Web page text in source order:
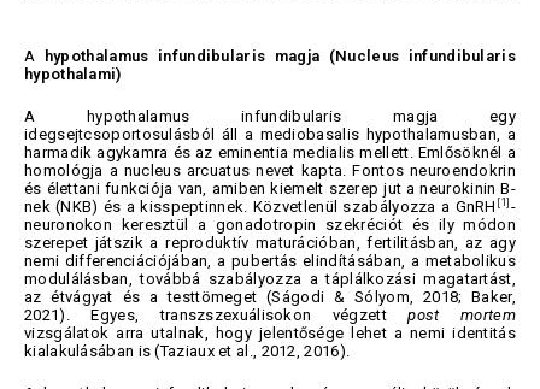
A
hypothalamus infundibularis magja (Nucleus infundibularis
hypothalami)
A hypothalamus infundibularis magja egy
idegsejtcsoportosulásból áll a mediobasalis hypothalamusban, a
harmadik agykamra és az eminentia medialis mellett. Emlősöknél a
homológja a nucleus arcuatus nevet kapta. Fontos neuroendokrin
és élettani funkciója van, amiben kiemelt szerep jut a neurokinin B-
nek (NKB) és a kisspeptinnek. Közvetlenül szabályozza a GnRH [1]-
neuronokon keresztül a gonadotropin szekréciót és ily módon
szerepet játszik a reproduktív maturációban, fertilitásban, az agy
nemi differenciációjában, a pubertás elindításában, a metabolikus
modulálásban, továbbá szabályozza a táplálkozási magatartást,
az étvágyat és a testtömeget (Ságodi & Sólyom, 2018; Baker,
2021). Egyes, transzszexuálisokon végzettpost mortem
vizsgálatok arra utalnak, hogy jelentősége lehet a nemi identitás
kialakulásában is (Taziaux et al., 2012, 2016).